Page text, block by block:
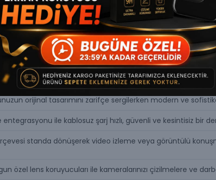
Ürün Açıklaması
orijinal tasarımını zarifçe sergilerken modern ve
ile kablosuz şarj hızlı, güvenli ve kesintisiz bir
standa dönüşerek video izleme veya görüntülü
özel lens koruyucuları ile kameralarınızı çizilmelere ve